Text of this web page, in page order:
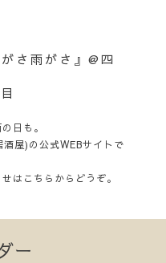
さ雨がさ』@四
日も。
屋)の公式WEBサイトで
はこちらからどうぞ。
ー